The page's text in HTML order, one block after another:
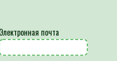
Электронная почта